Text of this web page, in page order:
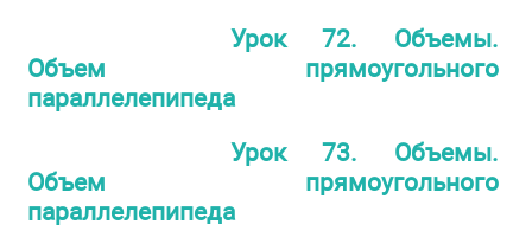
Урок 72. Объемы.
Объем прямоугольного
параллелепипеда
Урок 73. Объемы.
Объем прямоугольного
параллелепипеда